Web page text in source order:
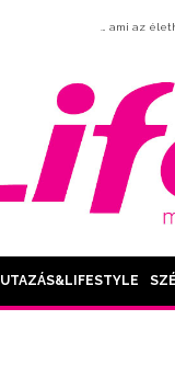
… ami az
UTAZÁS&LIFESTYLE